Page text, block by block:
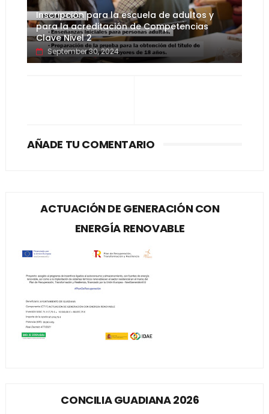
Inscripción para la escuela de adultos y
para la acreditación de Competencias
Clave Nivel 2
September 30, 2024
AÑADE TU COMENTARIO
ACTUACIÓN DE GENERACIÓN CON
ENERGÍA RENOVABLE
CONCILIA GUADIANA 2026